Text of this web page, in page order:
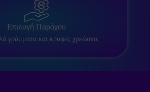
Επιλογή Παρόχου
γράμματα και κρυφές χρεώσεις